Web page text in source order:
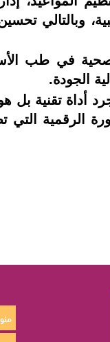
وبالتالي
في طب
الجودة.
أداة تقنية بل
الرقمية